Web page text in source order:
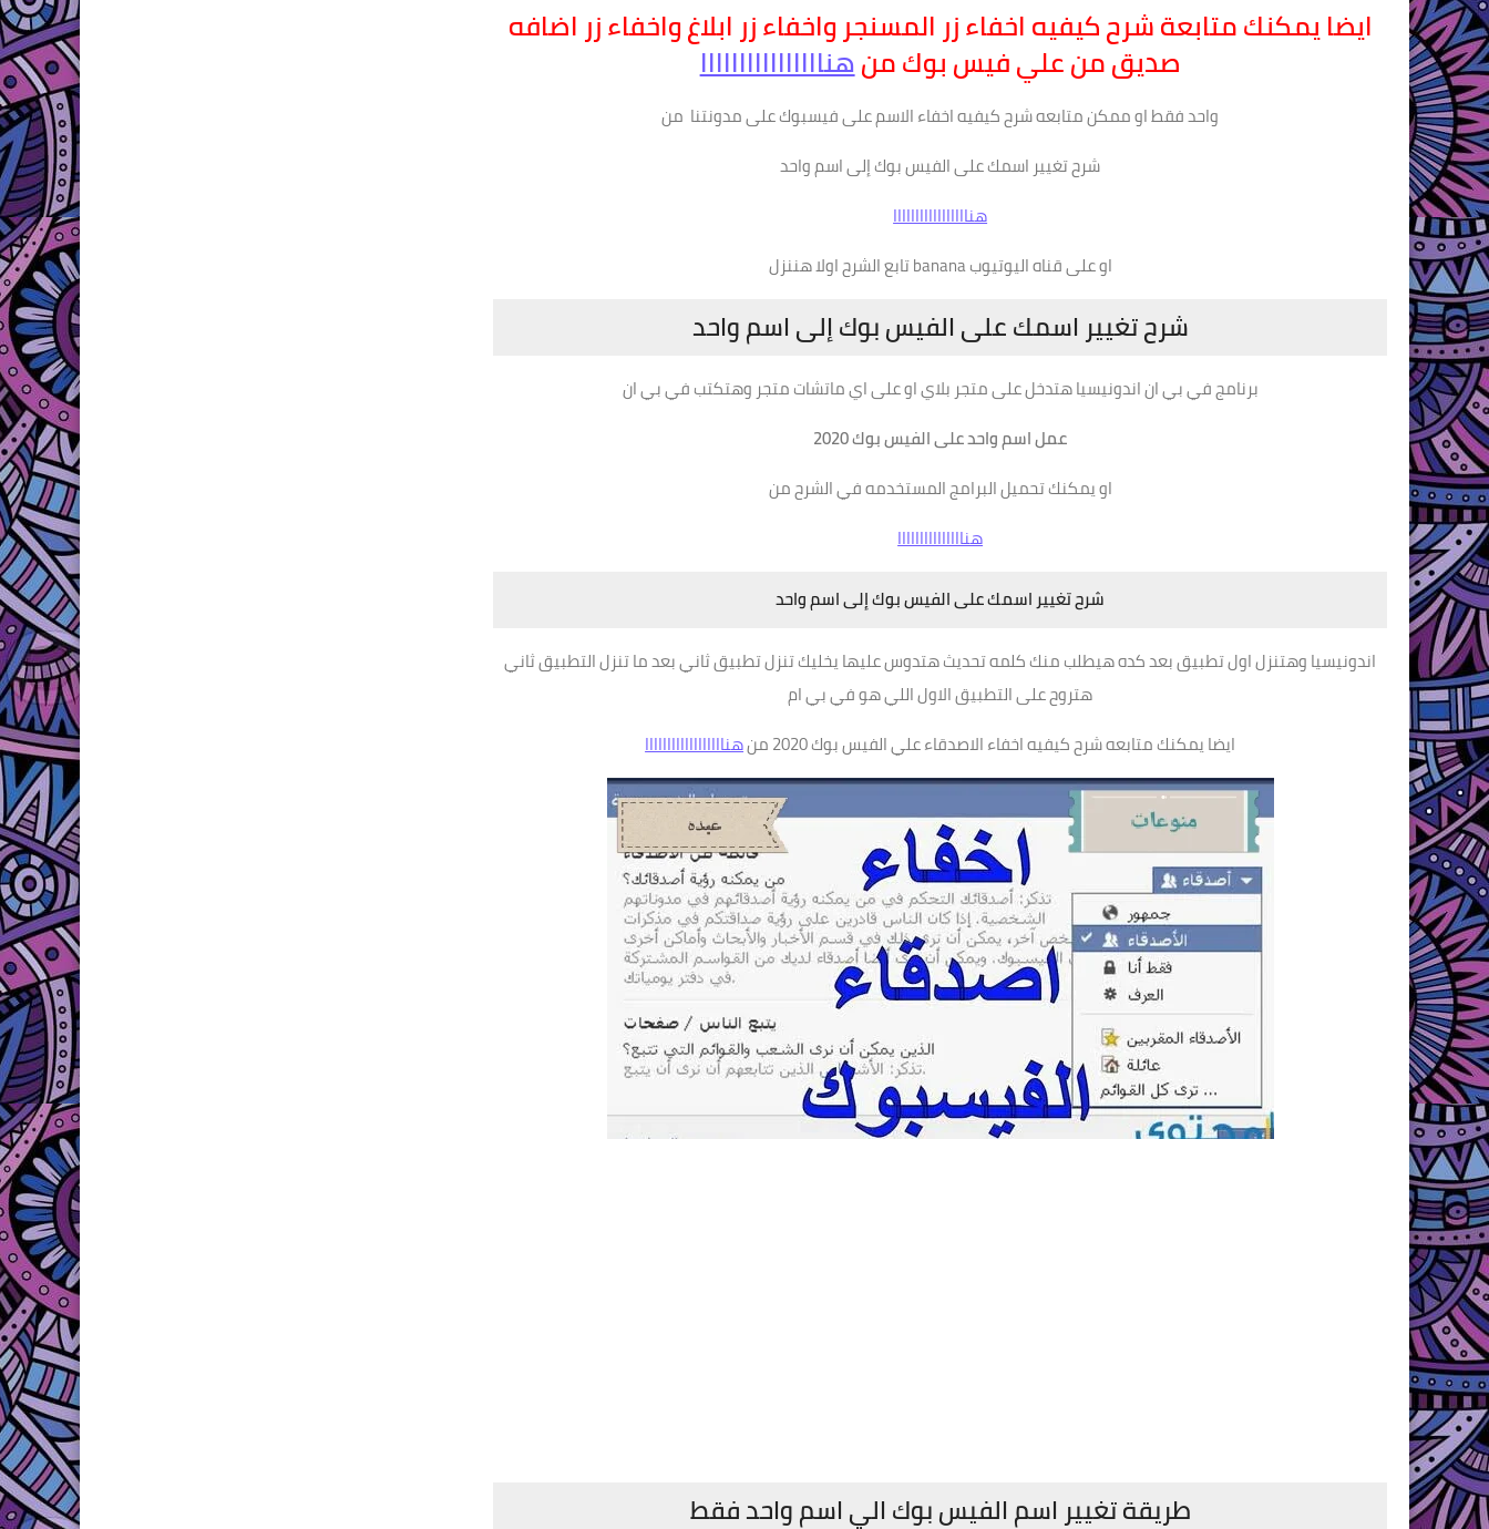
ايضا يمكنك متابعة شرح كيفيه اخفاء زر المسنجر واخفاء زر ابلاغ واخفاء زر اضافه
صديق من علي فيس بوك منهناااااااااااااااا
واحد فقط او ممكن متابعه شرح كيفيه اخفاء الاسم على فيسبوك على مدونتنا من
شرح تغيير اسمك على الفيس بوك إلى اسم واحد
هنااااااااااااااااا
او على قناه اليوتيوب banana تابع الشرح اولا هننزل
شرح تغيير اسمك على الفيس بوك إلى اسم واحد
برنامج في بي ان اندونيسيا هتدخل على متجر بلاي او على اي ماتشات متجر وهتكتب في بي ان
عمل اسم واحد على الفيس بوك 2020
او يمكنك تحميل البرامج المستخدمه في الشرح من
هنااااااااااااااا
شرح تغيير اسمك على الفيس بوك إلى اسم واحد
اندونيسيا وهتنزل اول تطبيق بعد كده هيطلب منك كلمه تحديث هتدوس عليها يخليك تنزل تطبيق ثاني بعد ما تنزل التطبيق ثاني
هتروح على التطبيق الاول اللي هو في بي ام
ايضا يمكنك متابعه شرح كيفيه اخفاء الاصدقاء علي الفيس بوك 2020 من
هناااااااااااااااااا
طريقة تغيير اسم الفيس بوك الي اسم واحد فقط